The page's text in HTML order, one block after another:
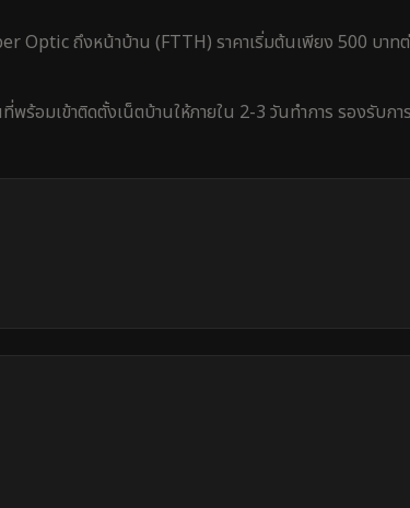
Optic ถึงหน้าบ้าน (FTTH) ราคาเริ่มต้นเพียง 500 บาท
ร้อมเข้าติดตั้งเน็ตบ้านให้ภายใน 2-3 วันทำการ รองรับกา